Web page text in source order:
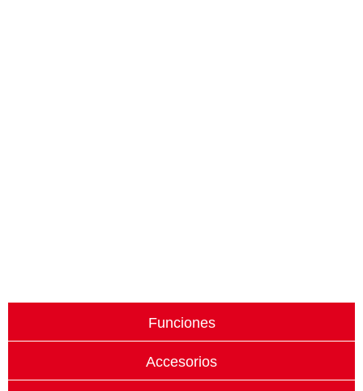
Funciones
Accesorios